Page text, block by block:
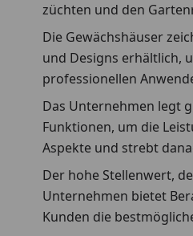
züchten und den
Die Gewächshäuser
und Designs erhältlich,
professionellen
Das Unternehmen legt
Funktionen, um die
Aspekte und strebt
Der hohe Stellenwert,
Unternehmen bietet
Kunden die